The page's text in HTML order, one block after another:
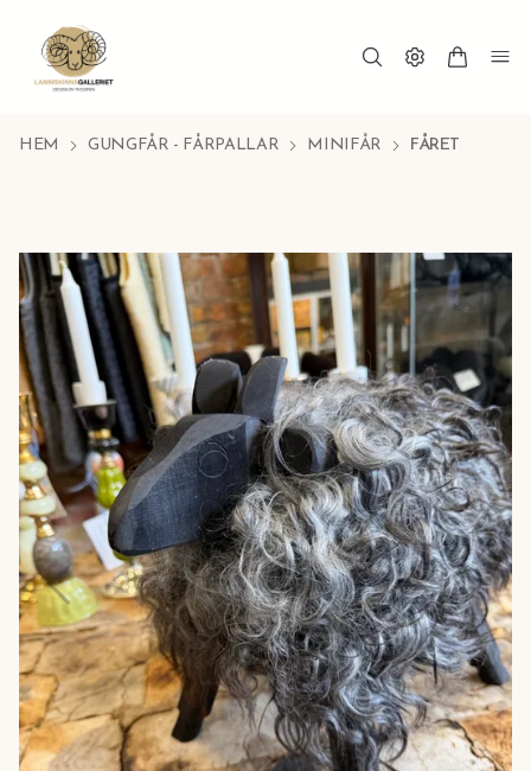
HEM GUNGFÅR - FÅRPALLAR MINIFÅR FÅRET